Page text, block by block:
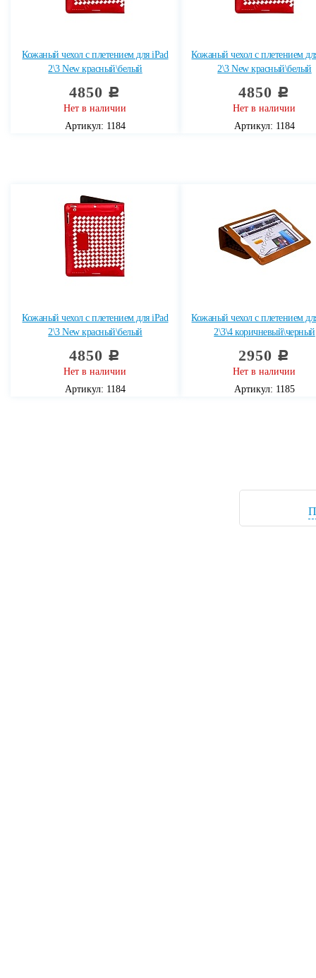
Кожаный чехол с плетением для iPad
2\3 New красный\белый
4850 c
Нет в наличии
Артикул: 1184
Кожаный чехол с плетением
2\3 New красный\белый
4850 c
Нет в наличии
Артикул: 1184
Кожаный чехол с плетением для iPad
2\3 New красный\белый
4850 c
Нет в наличии
Артикул: 1184
Кожаный чехол с плетением
2\3\4 коричневый\черный
2950 c
Нет в наличии
Артикул: 1185